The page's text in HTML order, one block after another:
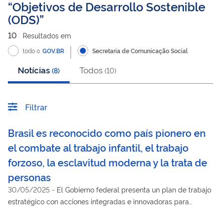
Objetivos de Desarrollo Sostenible
(ODS)
10 Resultados em
todo o GOV.BR Secretaria de Comunicação Social
Notícias (8) Todos (10)
Filtrar
Brasil es reconocido como país pionero en
el combate al trabajo infantil, el trabajo
forzoso, la esclavitud moderna y la trata de
personas
30/05/2025 - El Gobierno federal presenta un plan de trabajo
estratégico con acciones integradas e innovadoras para